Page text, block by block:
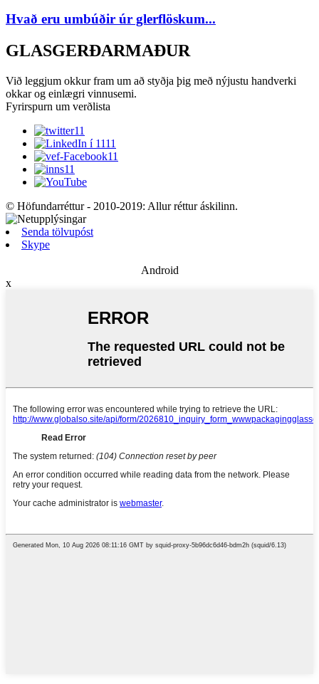
Hvað eru umbúðir úr glerflöskum...
GLASGERÐARMAÐUR
Við leggjum okkur fram um að styðja þig með nýjustu handverki
okkar og einlægri vinnusemi.
Fyrirspurn um verðlista
© Höfundarréttur - 2010-2019: Allur réttur áskilinn.
Senda tölvupóst
Skype
Android
x